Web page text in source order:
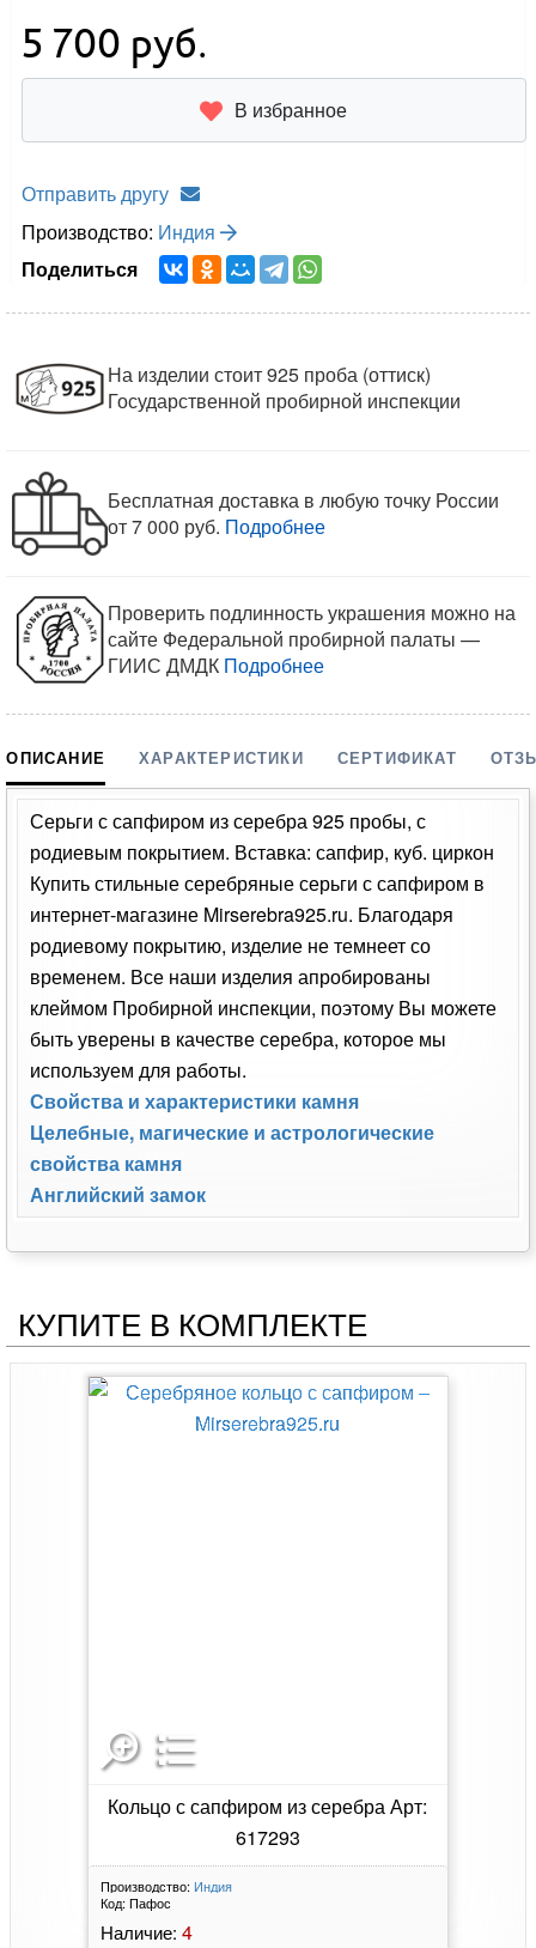
5 700 руб.
В избранное
Отправить другу
Производство: Индия
Поделиться
На изделии стоит 925 проба (оттиск)
Государственной пробирной инспекции
Бесплатная доставка в любую точку России
от 7 000 руб. Подробнее
Проверить подлинность украшения можно на
сайте Федеральной пробирной палаты —
ГИИС ДМДК Подробнее
ОПИСАНИЕ ХАРАКТЕРИСТИКИ СЕРТИФИКАТ
Серьги с сапфиром из серебра 925 пробы, с
родиевым покрытием. Вставка: сапфир, куб. циркон
Купить стильные серебряные серьги с сапфиром в
интернет-магазине Mirserebra925.ru. Благодаря
родиевому покрытию, изделие не темнеет со
временем. Все наши изделия апробированы
клеймом Пробирной инспекции, поэтому Вы можете
быть уверены в качестве серебра, которое мы
используем для работы.
Свойства и характеристики камня
Целебные, магические и астрологические
свойства камня
Английский замок
КУПИТЕ В КОМПЛЕКТЕ
Кольцо с сапфиром из серебра Арт:
617293
Производство: Индия
Код: Пафос
Наличие: 4